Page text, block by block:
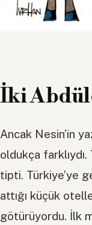
İki
Ancak Nesin’in
oldukça
tipti. Türkiye’ye
attığı küçük
götürüyordu. İlk